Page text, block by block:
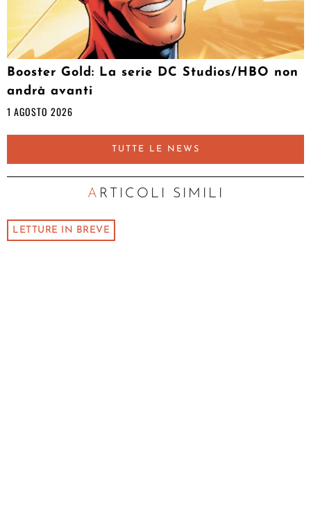
Booster Gold: La serie DC Studios/HBO non
andrà avanti
1 AGOSTO 2026
TUTTE LE NEWS
ARTICOLI SIMILI
LETTURE IN BREVE